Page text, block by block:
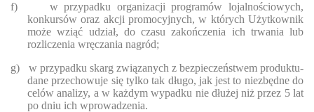
f)
w przypadku organizacji programów lojalnościowych,
konkursów oraz akcji promocyjnych, w których Użytkownik
może wziąć udział, do czasu zakończenia ich trwania lub
rozliczenia wręczania nagród;
g)
w przypadku skarg związanych z bezpieczeństwem produktu-
dane przechowuje się tylko tak długo, jak jest to niezbędne do
celów analizy, a w każdym wypadku nie dłużej niż przez 5 lat
po dniu ich wprowadzenia.